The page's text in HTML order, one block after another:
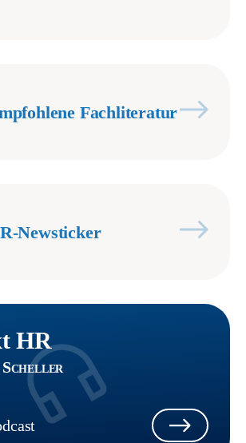
Fachliteratur
Newsticker
HR
Scheller